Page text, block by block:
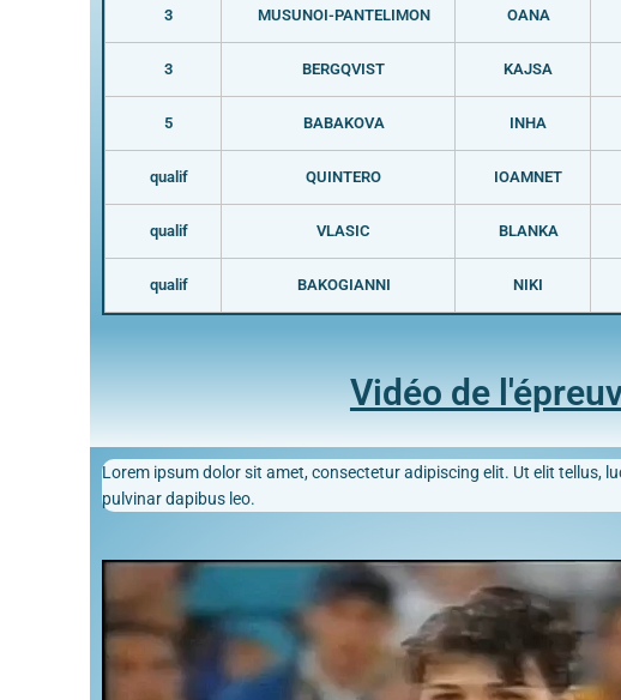
3 MUSUNOI-PANTELIMON OANA
3 BERGQVIST KAJSA
5 BABAKOVA INHA
qualif QUINTERO IOAMNET
qualif VLASIC BLANKA
qualif BAKOGIANNI NIKI
Vidéo de
Lorem ipsum dolor sit amet, consectetur adipiscing elit. Ut elit tellus,
pulvinar dapibus leo.